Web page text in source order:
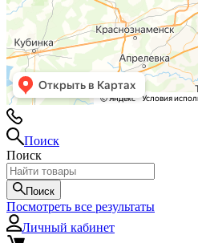
Поиск
Поиск
Поиск
Посмотреть все результаты
Личный кабинет